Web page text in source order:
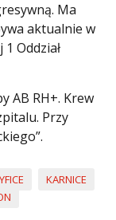
Ma
aktualnie w
Oddział
AB RH+. Krew
Przy
KARNICE